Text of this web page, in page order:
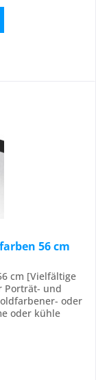
56 cm
cm [Vielfältige
Porträt- und
oder
oder kühle